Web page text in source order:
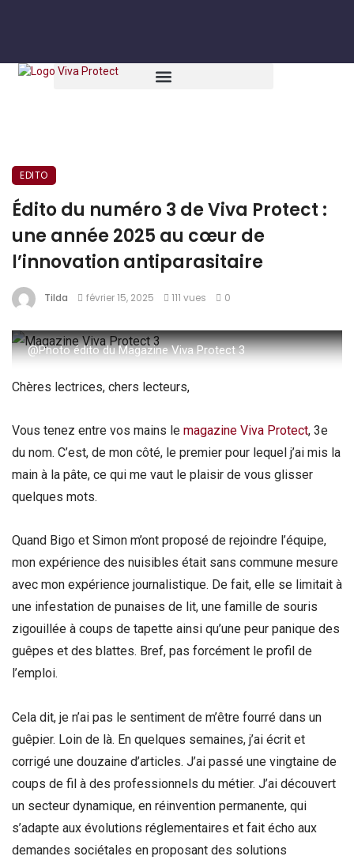
EDITO
Édito du numéro 3 de Viva Protect :
une année 2025 au cœur de
l’innovation antiparasitaire
Tilda février 15, 2025 111 vues 0
@Photo édito du Magazine Viva Protect 3
Chères lectrices, chers lecteurs,
Vous tenez entre vos mains le magazine Viva Protect, 3e
du nom. C’est, de mon côté, le premier pour lequel j’ai mis la
main à la pâte, ce qui me vaut le plaisir de vous glisser
quelques mots.
Quand Bigo et Simon m’ont proposé de rejoindre l’équipe,
mon expérience des nuisibles était sans commune mesure
avec mon expérience journalistique. De fait, elle se limitait à
une infestation de punaises de lit, une famille de souris
zigouillée à coups de tapette ainsi qu’une peur panique des
guêpes et des blattes. Bref, pas forcément le profil de
l’emploi.
Cela dit, je n’ai pas le sentiment de m’être fourré dans un
guêpier. Loin de là. En quelques semaines, j’ai écrit et
corrigé une douzaine d’articles. J’ai passé une vingtaine de
coups de fil à des professionnels du métier. J’ai découvert
un secteur dynamique, en réinvention permanente, qui
s’adapte aux évolutions réglementaires et fait écho aux
demandes sociétales en proposant des solutions